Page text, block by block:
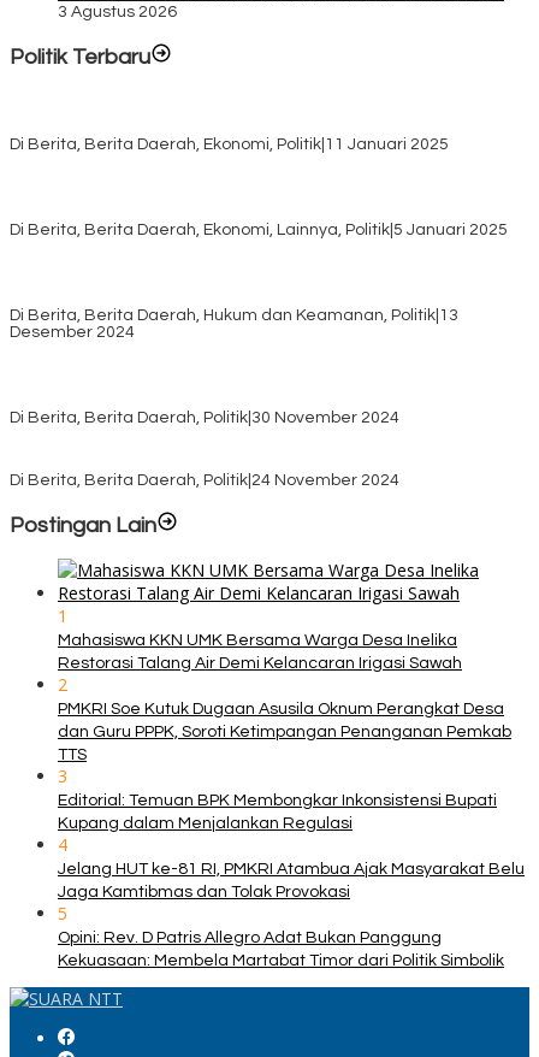
3 Agustus 2026
Politik Terbaru
Di Berita, Berita Daerah, Ekonomi, Politik 11 Januari 2025
Di Berita, Berita Daerah, Ekonomi, Lainnya, Politik 5 Januari 2025
Di Berita, Berita Daerah, Hukum dan Keamanan, Politik 13
Desember 2024
Di Berita, Berita Daerah, Politik 30 November 2024
Di Berita, Berita Daerah, Politik 24 November 2024
Postingan Lain
1
Mahasiswa KKN UMK Bersama Warga Desa Inelika
Restorasi Talang Air Demi Kelancaran Irigasi Sawah
2
PMKRI Soe Kutuk Dugaan Asusila Oknum Perangkat Desa
dan Guru PPPK, Soroti Ketimpangan Penanganan Pemkab
TTS
3
Editorial: Temuan BPK Membongkar Inkonsistensi Bupati
Kupang dalam Menjalankan Regulasi
4
Jelang HUT ke-81 RI, PMKRI Atambua Ajak Masyarakat Belu
Jaga Kamtibmas dan Tolak Provokasi
5
Opini: Rev. D Patris Allegro Adat Bukan Panggung
Kekuasaan: Membela Martabat Timor dari Politik Simbolik